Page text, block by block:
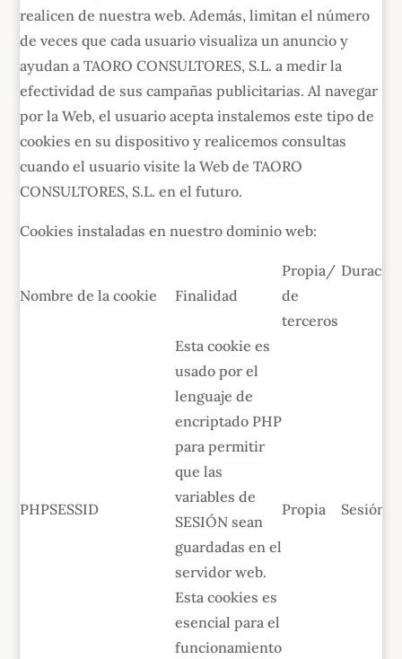
realicen de nuestra web. Además, limitan el número
de veces que cada usuario visualiza un anuncio y
ayudan a TAORO CONSULTORES, S.L. a medir la
efectividad de sus campañas publicitarias. Al navegar
por la Web, el usuario acepta instalemos este tipo de
cookies en su dispositivo y realicemos consultas
cuando el usuario visite la Web de TAORO
CONSULTORES, S.L. en el futuro.
Cookies instaladas en nuestro dominio web:
Nombre de la cookie Finalidad
Propia/
de
terceros
PHPSESSID
Esta cookie es
usado por el
lenguaje de
encriptado PHP
para permitir
que las
variables de
SESIÓN sean
guardadas en el
servidor web.
Esta cookies es
esencial para el
funcionamiento
Propia Sesión